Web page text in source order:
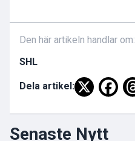
Den här artikeln handlar om:
SHL
Dela artikel:
Senaste Nytt